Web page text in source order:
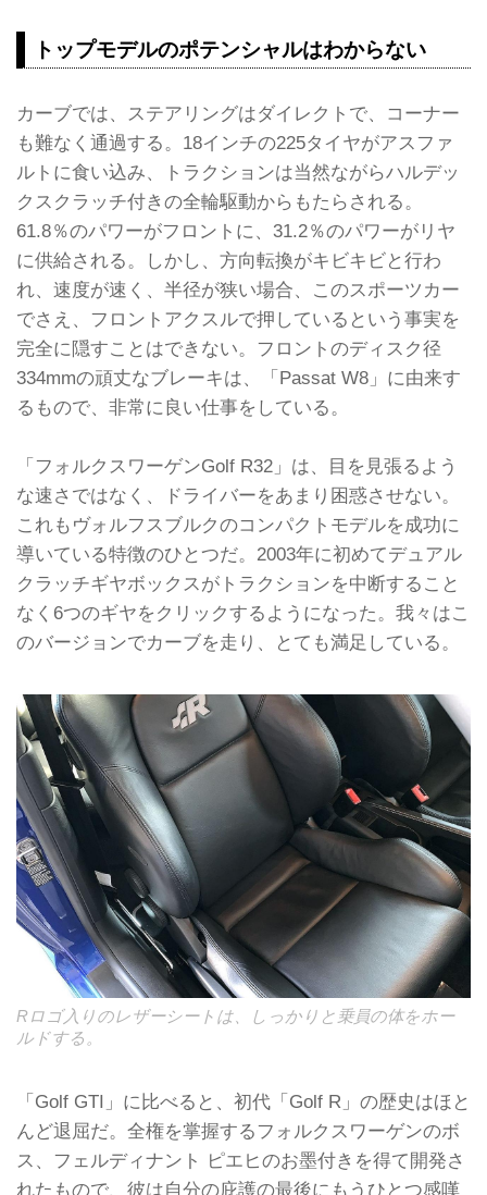
トップモデルのポテンシャルはわからない
カーブでは、ステアリングはダイレクトで、コーナー
も難なく通過する。18インチの225タイヤがアスファ
ルトに食い込み、トラクションは当然ながらハルデッ
クスクラッチ付きの全輪駆動からもたらされる。
61.8％のパワーがフロントに、31.2％のパワーがリヤ
に供給される。しかし、方向転換がキビキビと行わ
れ、速度が速く、半径が狭い場合、このスポーツカー
でさえ、フロントアクスルで押しているという事実を
完全に隠すことはできない。フロントのディスク径
334mmの頑丈なブレーキは、「Passat W8」に由来す
るもので、非常に良い仕事をしている。
「フォルクスワーゲンGolf R32」は、目を見張るよう
な速さではなく、ドライバーをあまり困惑させない。
これもヴォルフスブルクのコンパクトモデルを成功に
導いている特徴のひとつだ。2003年に初めてデュアル
クラッチギヤボックスがトラクションを中断すること
なく6つのギヤをクリックするようになった。我々はこ
のバージョンでカーブを走り、とても満足している。
Rロゴ入りのレザーシートは、しっかりと乗員の体をホー
ルドする。
「Golf GTI」に比べると、初代「Golf R」の歴史はほと
んど退屈だ。全権を掌握するフォルクスワーゲンのボ
ス、フェルディナント ピエヒのお墨付きを得て開発さ
れたもので、彼は自分の庇護の最後にもうひとつ感嘆